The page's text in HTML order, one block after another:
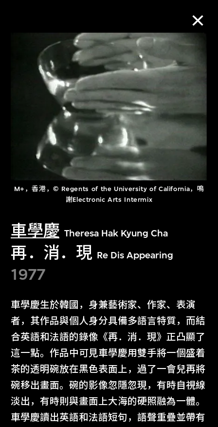
M+，香港，© Regents of the University of California，鳴
謝Electronic Arts Intermix
車學慶 Theresa Hak Kyung Cha
再．消．現 Re Dis Appearing
1977
車學慶生於韓國，身兼藝術家、作家、表演
者，其作品與個人身分具備多語言特質，而結
合英語和法語的錄像《再．消．現》正凸顯了
這一點。作品中可見車學慶用雙手將一個盛着
茶的透明碗放在黑色表面上，過了一會兒再將
碗移出畫面。碗的影像忽隱忽現，有時自視線
淡出，有時則與畫面上大海的硬照融為一體。
車學慶讀出英語和法語短句，語聲重疊並帶有
M+藏品
进一步筛选
关于M+藏品
探索世界顶级的二十及二十一世纪视觉
文化藏品。